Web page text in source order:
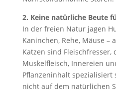
2. Keine natürliche Beute
In der freien Natur jagen
Kaninchen, Rehe, Mäuse –
Katzen sind
Muskelfleisch, Innereien
Pflanzeninhalt spezialisiert
nicht auf dem natürlichen